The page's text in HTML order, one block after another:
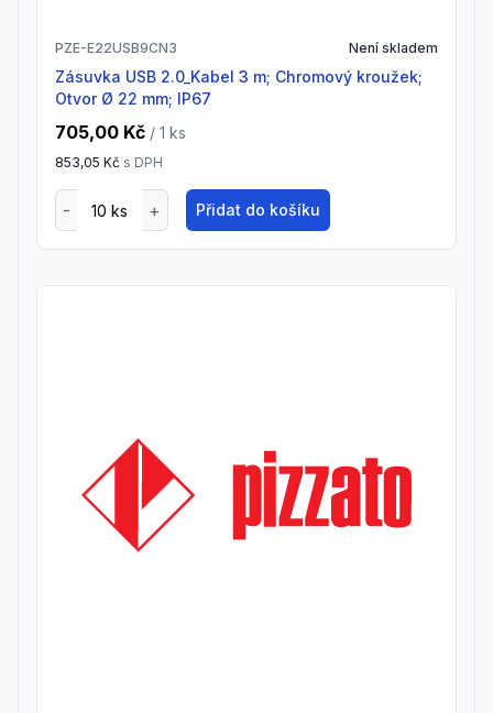
PZE-E22USB9CN3 Není skladem
Zásuvka USB 2.0_Kabel 3 m; Chromový kroužek;
Otvor Ø 22 mm; IP67
705,00 Kč / 1 ks
853,05 Kč s DPH
Přidat do košíku